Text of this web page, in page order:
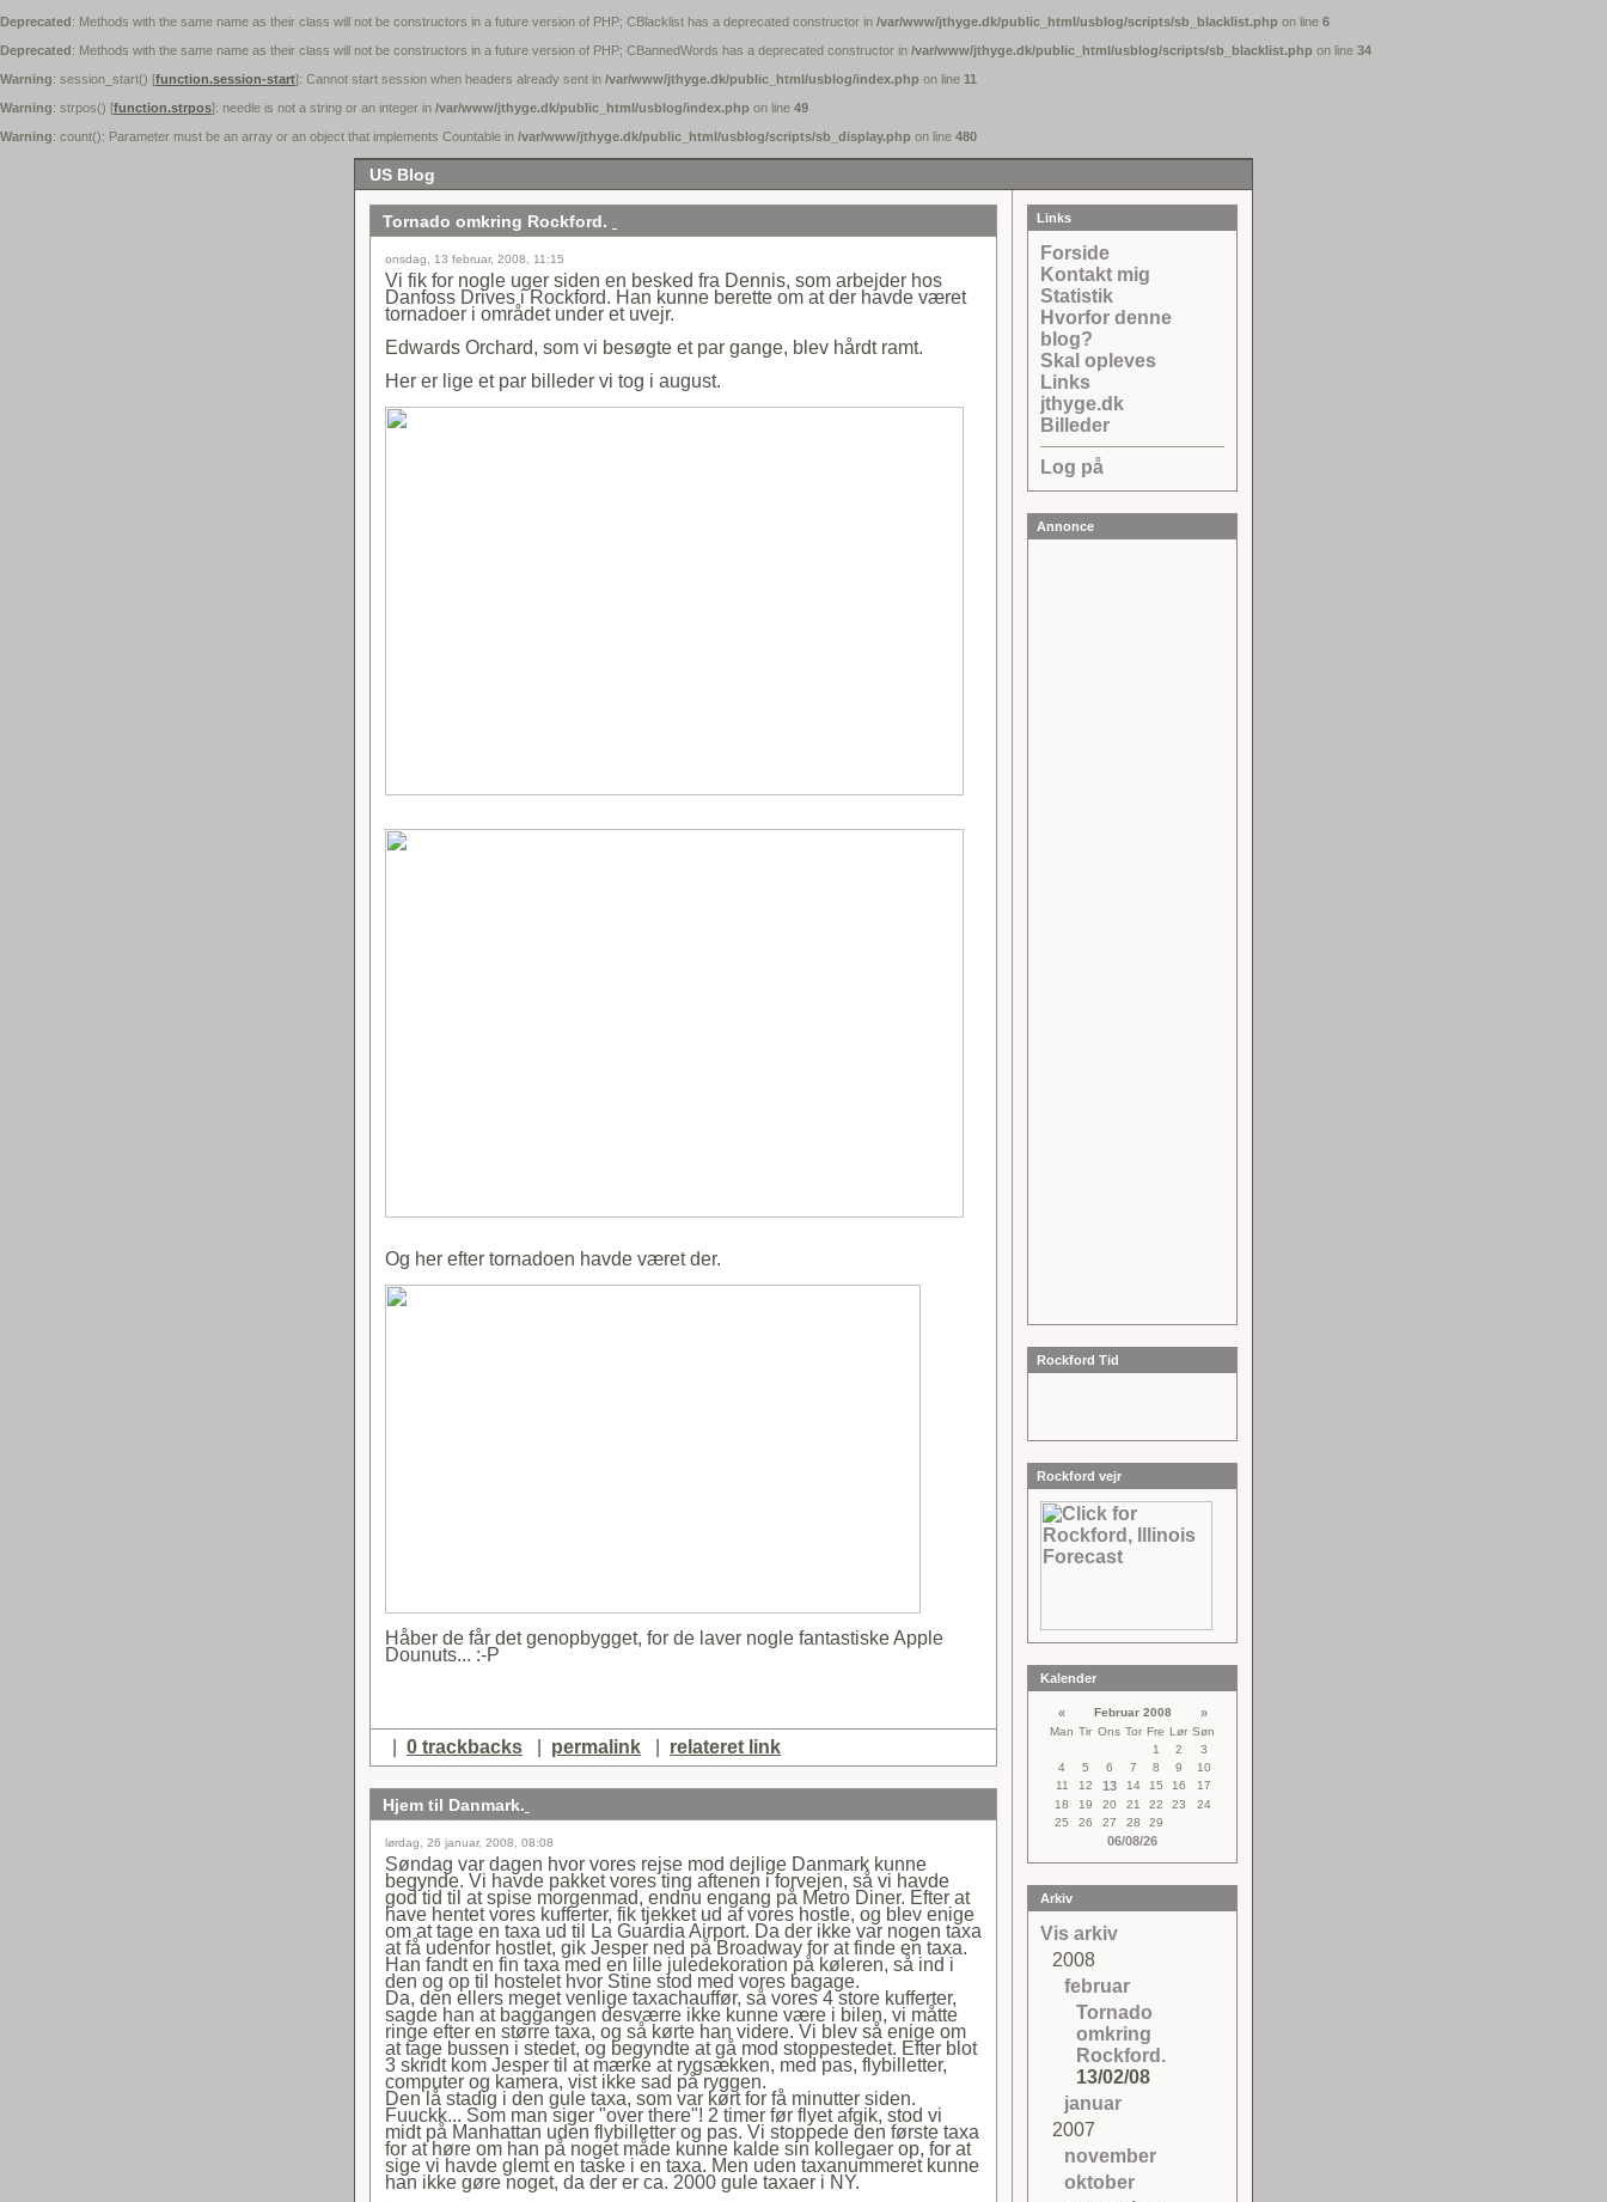
Deprecated: Methods with the same name as their class will not be constructors in a future version of PHP; CBlacklist has a deprecated constructor in /var/www/jthyge.dk/public_html/usblog/scripts/sb_blacklist.php on line 6
Deprecated: Methods with the same name as their class will not be constructors in a future version of PHP; CBannedWords has a deprecated constructor in /var/www/jthyge.dk/public_html/usblog/scripts/sb_blacklist.php on line 34
Warning: session_start() [function.session-start]: Cannot start session when headers already sent in /var/www/jthyge.dk/public_html/usblog/index.php on line 11
Warning: strpos() [function.strpos]: needle is not a string or an integer in /var/www/jthyge.dk/public_html/usblog/index.php on line 49
Warning: count(): Parameter must be an array or an object that implements Countable in /var/www/jthyge.dk/public_html/usblog/scripts/sb_display.php on line 480
US Blog
Tornado omkring Rockford.
onsdag, 13 februar, 2008, 11:15
Vi fik for nogle uger siden en besked fra Dennis, som arbejder hos
Danfoss Drives i Rockford. Han kunne berette om at der havde været
tornadoer i området under et uvejr.
Edwards Orchard, som vi besøgte et par gange, blev hårdt ramt.
Her er lige et par billeder vi tog i august.
Og her efter tornadoen havde været der.
Håber de får det genopbygget, for de laver nogle fantastiske Apple
Dounuts... :-P
0 trackbacks permalink relateret link
Hjem til Danmark.
lørdag, 26 januar, 2008, 08:08
Søndag var dagen hvor vores rejse mod dejlige Danmark kunne
begynde. Vi havde pakket vores ting aftenen i forvejen, så vi havde
god tid til at spise morgenmad, endnu engang på Metro Diner. Efter at
have hentet vores kufferter, fik tjekket ud af vores hostle, og blev enige
om at tage en taxa ud til La Guardia Airport. Da der ikke var nogen taxa
at få udenfor hostlet, gik Jesper ned på Broadway for at finde en taxa.
Han fandt en fin taxa med en lille juledekoration på køleren, så ind i
den og op til hostelet hvor Stine stod med vores bagage.
Da, den ellers meget venlige taxachauffør, så vores 4 store kufferter,
sagde han at baggangen desværre ikke kunne være i bilen, vi måtte
ringe efter en større taxa, og så kørte han videre. Vi blev så enige om
at tage bussen i stedet, og begyndte at gå mod stoppestedet. Efter blot
3 skridt kom Jesper til at mærke at rygsækken, med pas, flybilletter,
computer og kamera, vist ikke sad på ryggen.
Den lå stadig i den gule taxa, som var kørt for få minutter siden.
Fuuckk... Som man siger "over there"! 2 timer før flyet afgik, stod vi
midt på Manhattan uden flybilletter og pas. Vi stoppede den første taxa
for at høre om han på noget måde kunne kalde sin kollegaer op, for at
sige vi havde glemt en taske i en taxa. Men uden taxanummeret kunne
han ikke gøre noget, da der er ca. 2000 gule taxaer i NY.
Links
Forside
Kontakt mig
Statistik
Hvorfor denne
blog?
Skal opleves
Links
jthyge.dk
Billeder
Log på
Annonce
Rockford Tid
Rockford vejr
Kalender
« Februar 2008 »
Man Tir Ons Tor Fre Lør Søn
1
2
3
4
5 6 7 8 9
10
11
12 13 14 15 16
17
18
19 20 21 22 23
24
25
26 27 28 29
06/08/26
Arkiv
Vis arkiv
2008
februar
Tornado
omkring
Rockford.
13/02/08
januar
2007
november
oktober